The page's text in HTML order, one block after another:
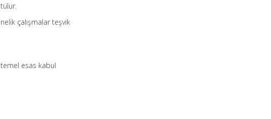
çalışmalar teşvik
esas kabul